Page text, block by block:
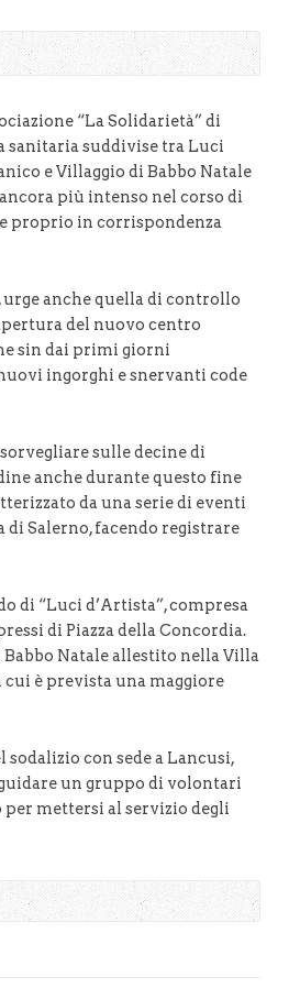
“La Solidarietà” di
sanitaria suddivise tra Luci
e Villaggio di Babbo Natale
più intenso nel corso di
proprio in corrispondenza
urge anche quella di controllo
del nuovo centro
sin dai primi giorni
ingorghi e snervanti code
sulle decine di
anche durante questo fine
da una serie di eventi
Salerno, facendo registrare
di “Luci d’Artista”, compresa
di Piazza della Concordia.
Natale allestito nella Villa
è prevista una maggiore
con sede a Lancusi,
un gruppo di volontari
mettersi al servizio degli